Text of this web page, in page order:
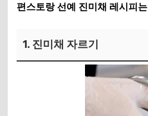
편스토랑 선예 진미채 레시피는
1. 진미채 자르기